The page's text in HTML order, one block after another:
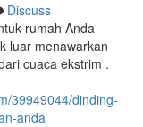
Discuss
rumah Anda
luar menawarkan
cuaca ekstrim .
39949044/dinding-
anda